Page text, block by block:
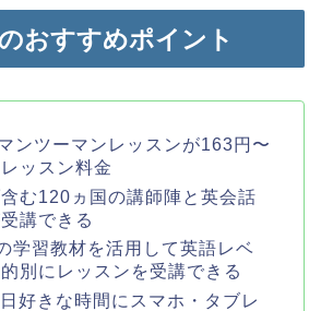
おすすめポイント
ンツーマンレッスンが163円〜
ッスン料金
む120ヵ国の講師陣と英会話
講できる
学習教材を活用して英語レベ
別にレッスンを受講できる
好きな時間にスマホ・タブレ